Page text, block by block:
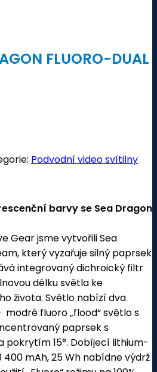
FLUORO-DUAL
Podvodní video svítilny
barvy se Sea Dragon
Gear jsme vytvořili Sea
který vyzařuje silný paprsek
integrovaný dichroický filtr
délku světla ke
života. Světlo nabízí dva
fluoro „flood“ světlo s
paprsek s
pokrytím 15°. Dobíjecí lithium-
mAh, 25 Wh nabídne výdrž